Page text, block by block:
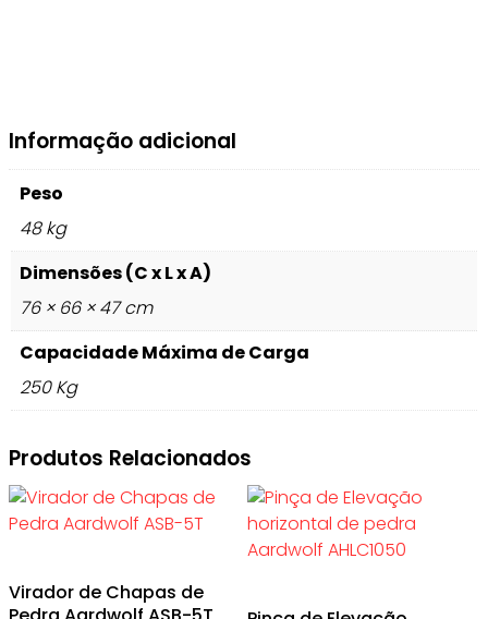
Informação adicional
Peso
48 kg
Dimensões (C x L x A)
76 × 66 × 47 cm
Capacidade Máxima de Carga
250 Kg
Produtos Relacionados
Virador de Chapas de